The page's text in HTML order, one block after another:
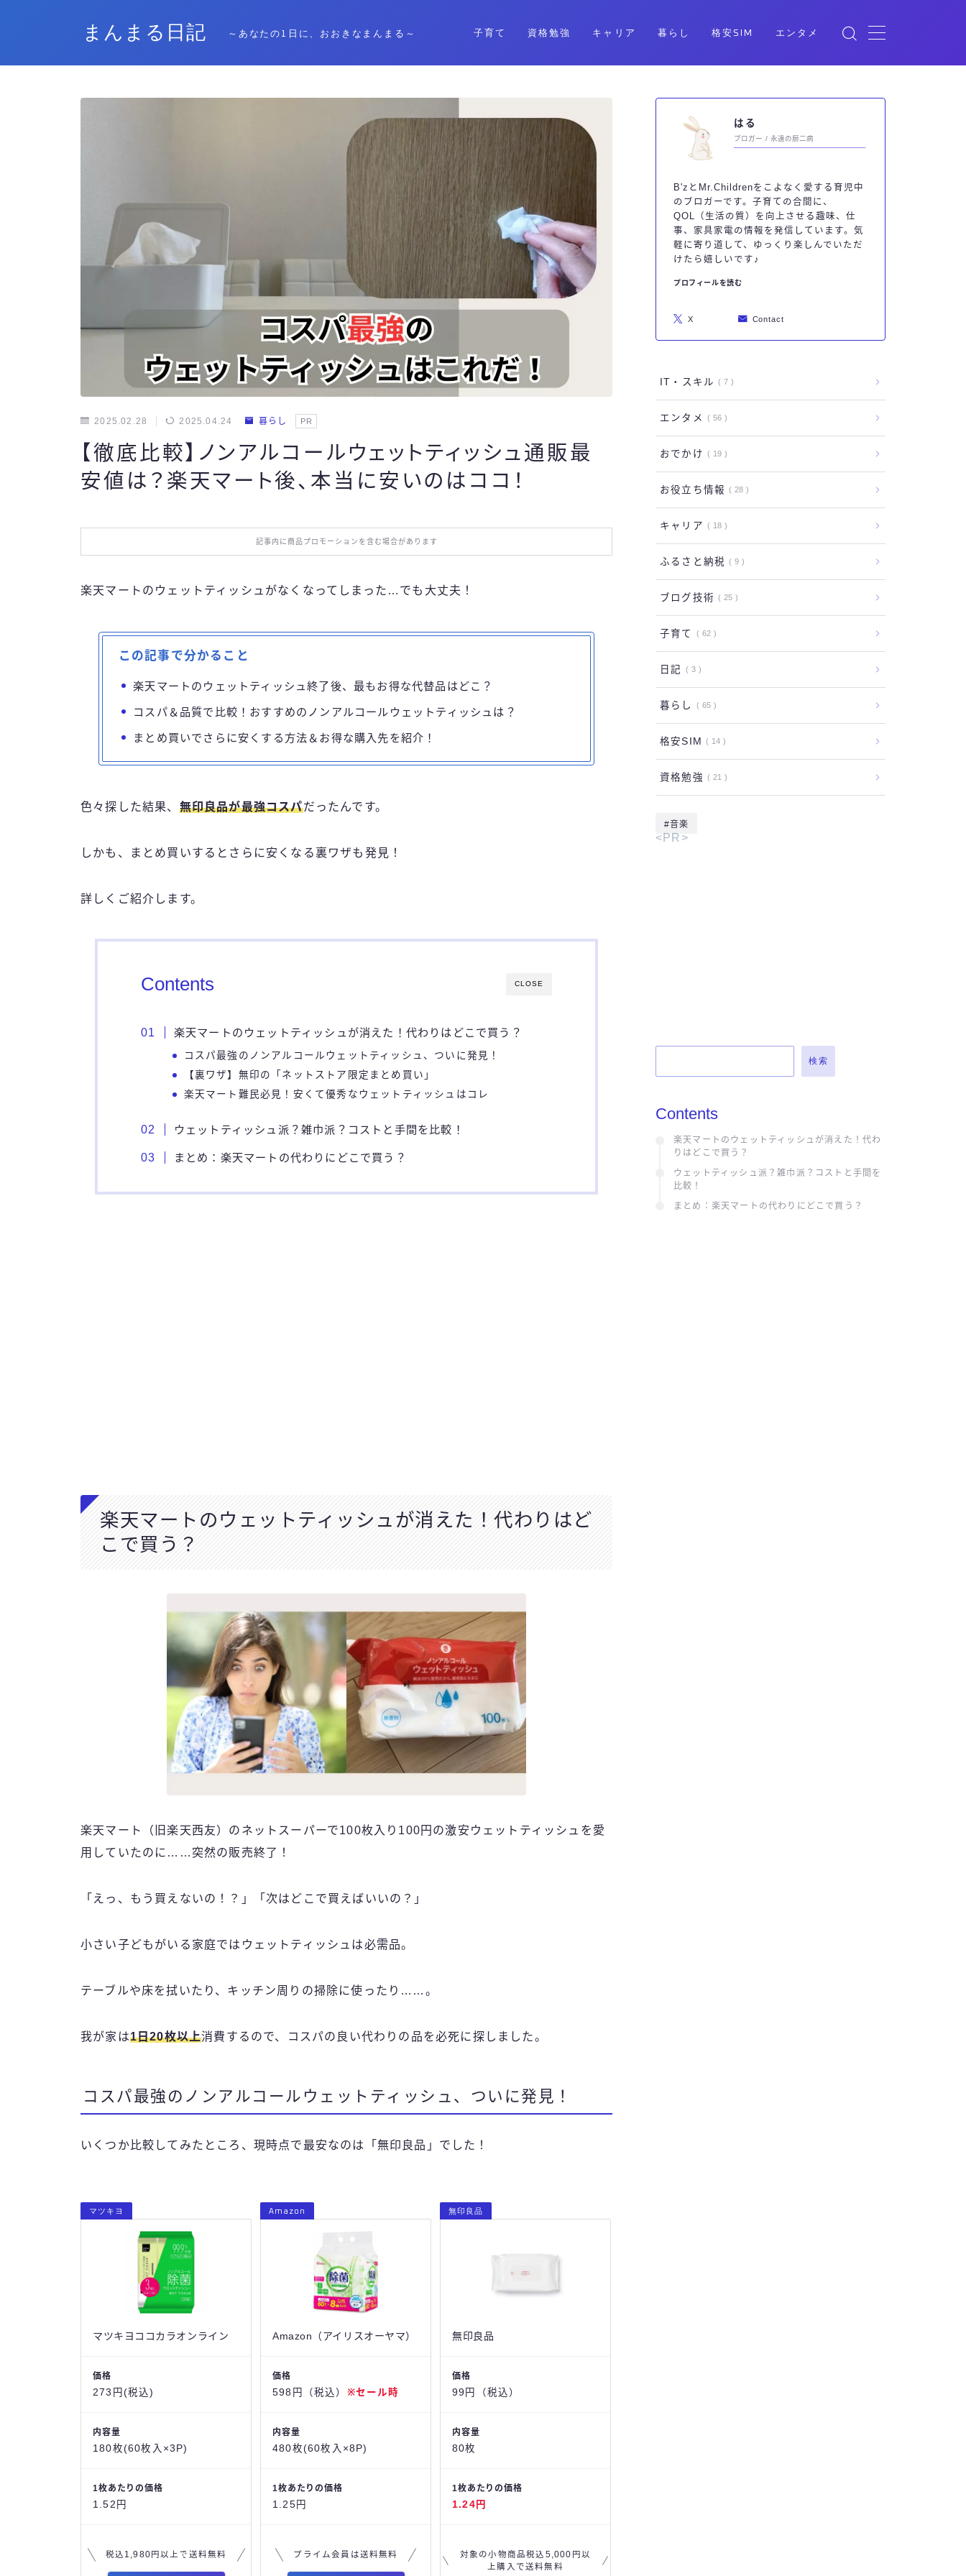
まんまる日記 ～あなたの1日に、おおきなまんまる～ 子育て 資格勉強 キャリア 暮らし 格安SIM エンタメ
格安SIM
暮らし
資格勉強
子育て
おでかけ
お役立ち情報
エンタメ
IT・スキル
ふるさと納税
2025.02.28 2025.04.24 暮らし PR
【徹底比較】ノンアルコールウェットティッシュ通販最
安値は？楽天マート後、本当に安いのはココ！
記事内に商品プロモーションを含む場合があります
楽天マートのウェットティッシュがなくなってしまった…でも大丈夫！
この記事で分かること
楽天マートのウェットティッシュ終了後、最もお得な代替品はどこ？
コスパ＆品質で比較！おすすめのノンアルコールウェットティッシュは？
まとめ買いでさらに安くする方法＆お得な購入先を紹介！
色々探した結果、 無印良品が最強コスパだったんです。
しかも、まとめ買いするとさらに安くなる裏ワザも発見！
詳しくご紹介します。
CLOSE
Contents
楽天マートのウェットティッシュが消えた！代わりはどこで買う？
コスパ最強のノンアルコールウェットティッシュ、ついに発見！
【裏ワザ】無印の「ネットストア限定まとめ買い」
楽天マート難民必見！安くて優秀なウェットティッシュはコレ
ウェットティッシュ派？雑巾派？コストと手間を比較！
まとめ：楽天マートの代わりにどこで買う？
楽天マートのウェットティッシュが消えた！代わりはど
こで買う？
楽天マート（旧楽天西友）のネットスーパーで100枚入り100円の激安ウェットティッシュを愛
用していたのに……突然の販売終了！
「えっ、もう買えないの！？」「次はどこで買えばいいの？」
小さい子どもがいる家庭ではウェットティッシュは必需品。
テーブルや床を拭いたり、キッチン周りの掃除に使ったり……。
我が家は1日20枚以上消費するので、コスパの良い代わりの品を必死に探しました。
コスパ最強のノンアルコールウェットティッシュ、ついに発見！
いくつか比較してみたところ、現時点で最安なのは「無印良品」でした！
マツキヨ
マツキヨココカラオンライン
価格
273円(税込)
内容量
180枚(60枚入×3P)
1枚あたりの価格
1.52円
税込1,980円以上で送料無料
Amazon
Amazon（アイリスオーヤマ）
価格
598円（税込） ※セール時
内容量
480枚(60枚入×8P)
1枚あたりの価格
1.25円
プライム会員は送料無料
無印良品
無印良品
価格
99円（税込）
内容量
80枚
1枚あたりの価格
1.24円
対象の小物商品税込5,000円以
上購入で送料無料
はる
ブロガー / 永遠の厨二病
B'zとMr.Childrenをこよなく愛する育児中
のブロガーです。子育ての合間に、
QOL（生活の質）を向上させる趣味、仕
事、家具家電の情報を発信しています。気
軽に寄り道して、ゆっくり楽しんでいただ
けたら嬉しいです♪
プロフィールを読む
X Contact
IT・スキル 7
エンタメ 56
おでかけ 19
お役立ち情報 28
キャリア 18
ふるさと納税 9
ブログ技術 25
子育て 62
日記 3
暮らし 65
格安SIM 14
資格勉強 21
音楽
<PR>
検索
Contents
楽天マートのウェットティッシュが消えた！代わ
りはどこで買う？
ウェットティッシュ派？雑巾派？コストと手間を
比較！
まとめ：楽天マートの代わりにどこで買う？